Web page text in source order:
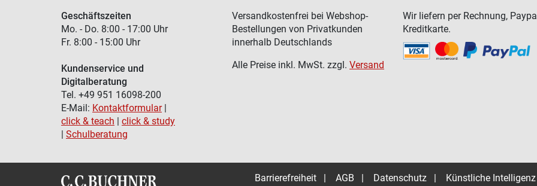
Geschäftszeiten
Mo. - Do. 8:00 - 17:00 Uhr
Fr. 8:00 - 15:00 Uhr
Kundenservice und
Digitalberatung
Tel. +49 951 16098-200
E-Mail: Kontaktformular|
click & teach | click & study
| Schulberatung
Versandkostenfrei bei Webshop-
Bestellungen von Privatkunden
innerhalb Deutschlands
Alle Preise inkl. MwSt. zzgl. Versand
Wir liefern per Rechnung,
Kreditkarte.
Barrierefreiheit | AGB | Datenschutz | Künstliche Intelligenz